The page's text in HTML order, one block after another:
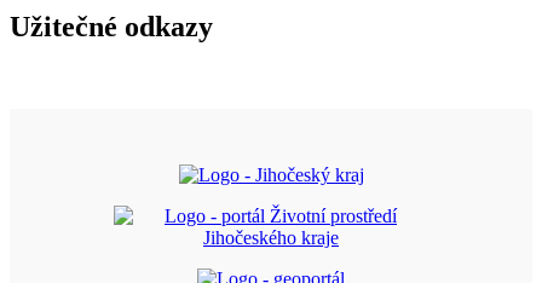
Užitečné odkazy